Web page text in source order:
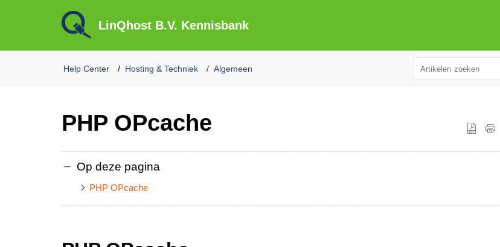
LinQhost B.V. Kennisbank
Help Center Hosting & Techniek Algemeen
PHP OPcache
Op deze pagina
PHP OPcache